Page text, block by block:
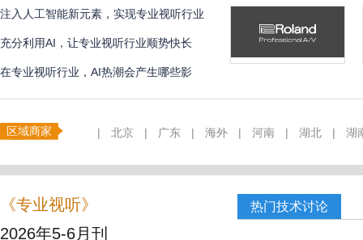
注入人工智能新元素，实现专业视听行业
创新
充分利用AI，让专业视听行业顺势快长
在专业视听行业，AI热潮会产生哪些影
响？
区域商家 | 北京 | 广东 | 海外 | 河南 | 湖北 | 湖
《专业视听》
2026年5-6月刊
热门技术讨论